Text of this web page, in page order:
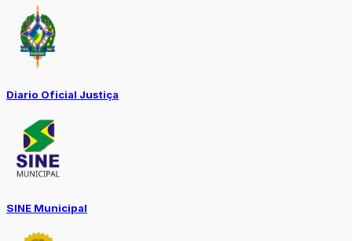
Diario Oficial Justiça
SINE Municipal